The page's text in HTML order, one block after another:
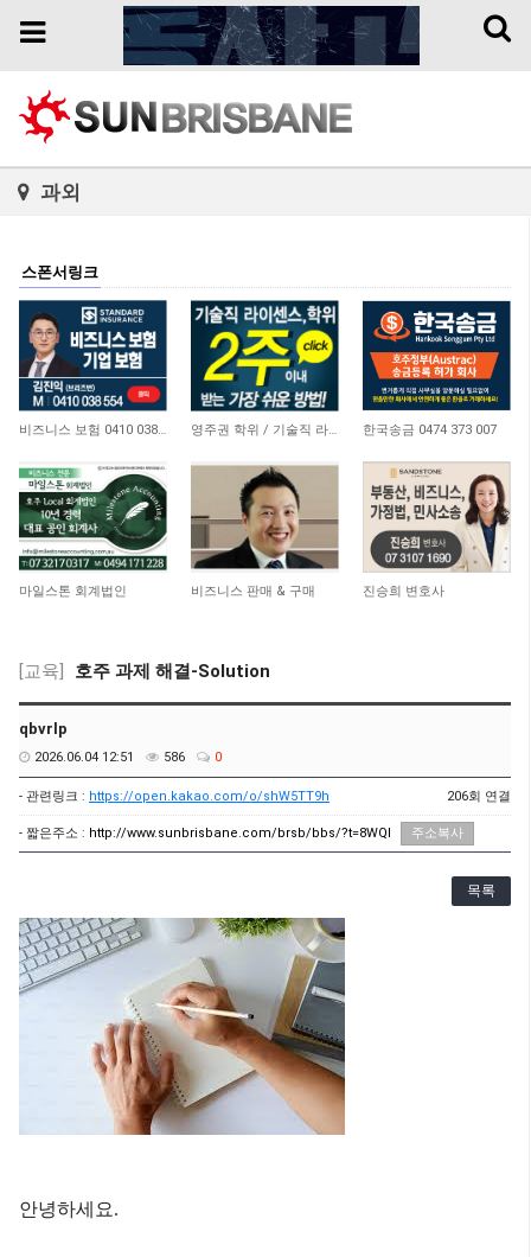
Toggle
Toggle
과외
스폰서링크
4,634 비즈니스 보험 0410 038 554 21,157 영주권 학위 / 기술직 라이센스 최소2주안에 받기! (요리, 페인팅, 용접, 차일드케어 등… 10,730
한국송금 0474 373 007
4,648
마일스톤 회계법인 15,042
비즈니스 판매 & 구매 11,045
진승희 변호사
[교육] 호주 과제 해결-Solution
qbvrlp
2026.06.04 12:51 586 0
- 관련링크 : https://open.kakao.com/o/shW5TT9h 206회 연결
- 짧은주소 : http://www.sunbrisbane.com/brsb/bbs/?t=8WQI 주소복사
목록
안녕하세요.